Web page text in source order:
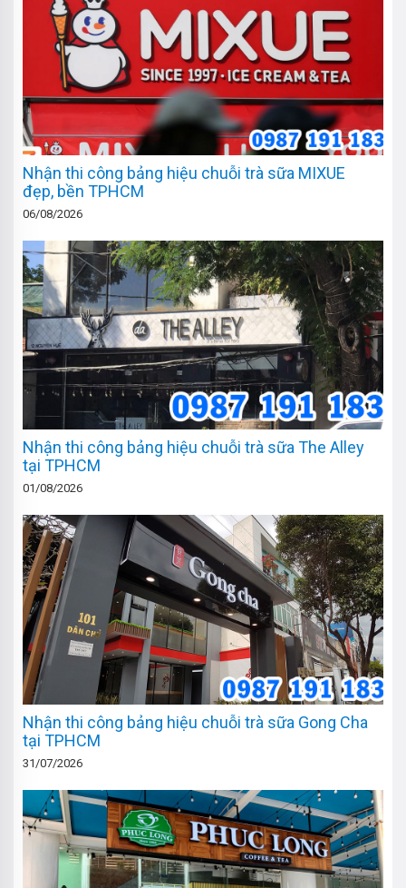
Nhận thi công bảng hiệu chuỗi trà sữa MIXUE
đẹp, bền TPHCM
06/08/2026
Nhận thi công bảng hiệu chuỗi trà sữa The Alley
tại TPHCM
01/08/2026
Nhận thi công bảng hiệu chuỗi trà sữa Gong Cha
tại TPHCM
31/07/2026